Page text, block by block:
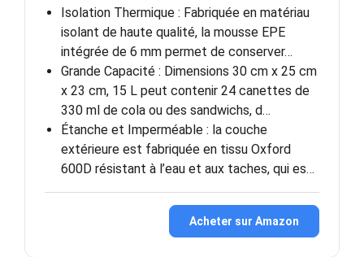
Isolation Thermique : Fabriquée en matériau
isolant de haute qualité, la mousse EPE
intégrée de 6 mm permet de conserver…
Grande Capacité : Dimensions 30 cm x 25 cm
x 23 cm, 15 L peut contenir 24 canettes de
330 ml de cola ou des sandwichs, d…
Étanche et Imperméable : la couche
extérieure est fabriquée en tissu Oxford
600D résistant à l’eau et aux taches, qui es…
Acheter sur Amazon